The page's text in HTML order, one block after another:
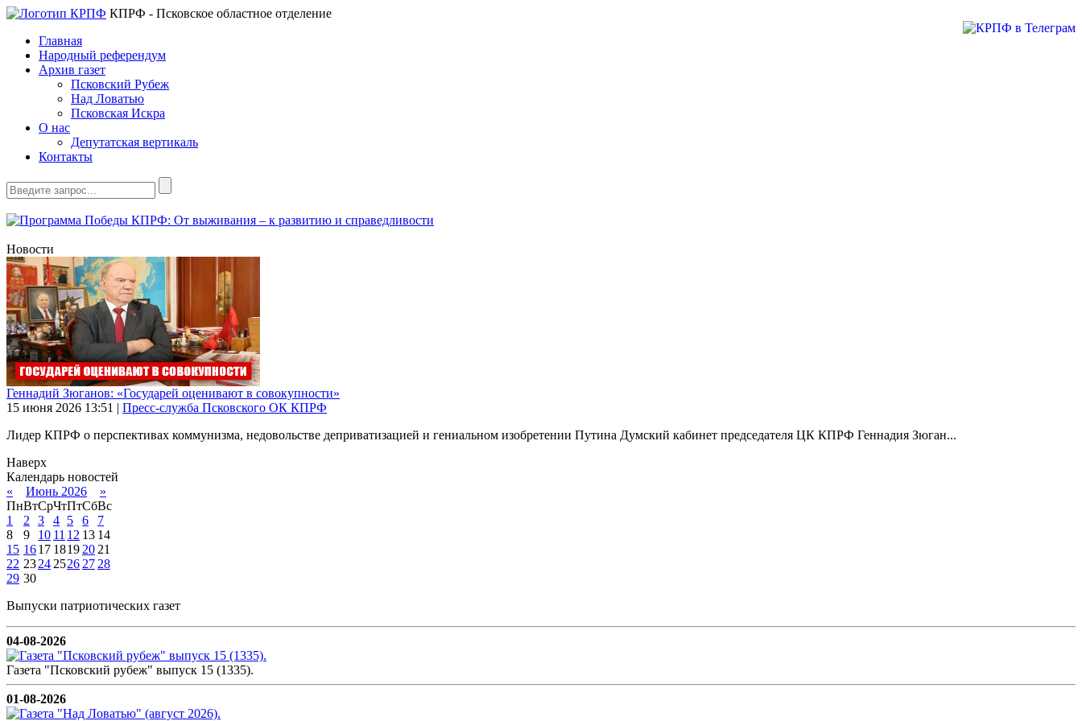
КПРФ - Псковское областное отделение
Главная
Народный референдум
Архив газет
Псковский Рубеж
Над Ловатью
Псковская Искра
О нас
Депутатская вертикаль
Контакты
Новости
Геннадий Зюганов: «Государей оценивают в совокупности»
15 июня 2026 13:51 | Пресс-служба Псковского ОК КПРФ
Лидер КПРФ о перспективах коммунизма, недовольстве деприватизацией и гениальном изобретении Путина Думский кабинет председателя ЦК КПРФ Геннадия Зюган...
Наверх
Календарь новостей
«
Июнь 2026
»
ПнВтСрЧтПтСбВс
1
2 3 4 5 6
7
8
9 10 11 12 13 14
15 1617 1819 20 21
22 2324 2526 27 28
29 30
Выпуски патриотических газет
04-08-2026
Газета "Псковский рубеж" выпуск 15 (1335).
01-08-2026